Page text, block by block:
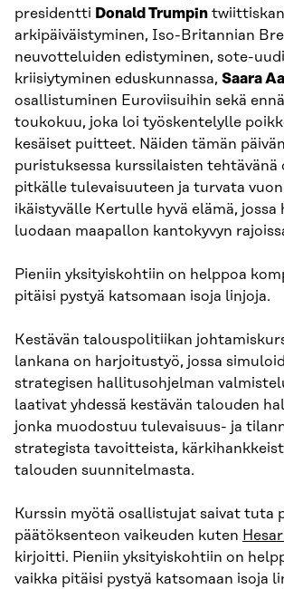
presidentti Donald Trumpin
arkipäiväistyminen, Iso-Britannian
neuvotteluiden edistyminen, sote-
kriisiytyminen eduskunnassa, Saara
osallistuminen Euroviisuihin sekä
toukokuu, joka loi työskentelylle
kesäiset puitteet. Näiden tämän
puristuksessa kurssilaisten tehtävänä
pitkälle tulevaisuuteen ja turvata
ikäistyvälle Kertulle hyvä elämä, jossa
luodaan maapallon kantokyvyn
Pieniin yksityiskohtiin on helppoa
pitäisi pystyä katsomaan isoja linjoja.
Kestävän talouspolitiikan
lankana on harjoitustyö, jossa
strategisen hallitusohjelman
laativat yhdessä kestävän talouden
jonka muodostuu tulevaisuus- ja
strategista tavoitteista,
talouden suunnitelmasta.
Kurssin myötä osallistujat saivat tuta
päätöksenteon vaikeuden kuten
kirjoitti. Pieniin yksityiskohtiin on
vaikka pitäisi pystyä katsomaan isoja